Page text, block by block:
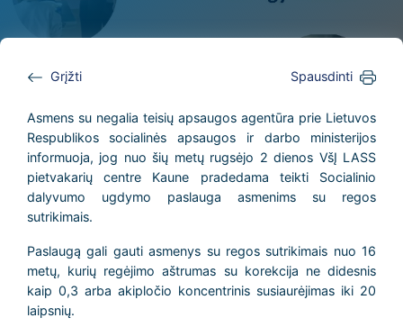
Grįžti Spausdinti
Asmens su negalia teisių apsaugos agentūra prie Lietuvos
Respublikos socialinės apsaugos ir darbo ministerijos
informuoja, jog nuo šių metų rugsėjo 2 dienos VšĮ LASS
pietvakarių centre Kaune pradedama teikti Socialinio
dalyvumo ugdymo paslauga asmenims su regos
sutrikimais.
Paslaugą gali gauti asmenys su regos sutrikimais nuo 16
metų, kurių regėjimo aštrumas su korekcija ne didesnis
kaip 0,3 arba akipločio koncentrinis susiaurėjimas iki 20
laipsnių.